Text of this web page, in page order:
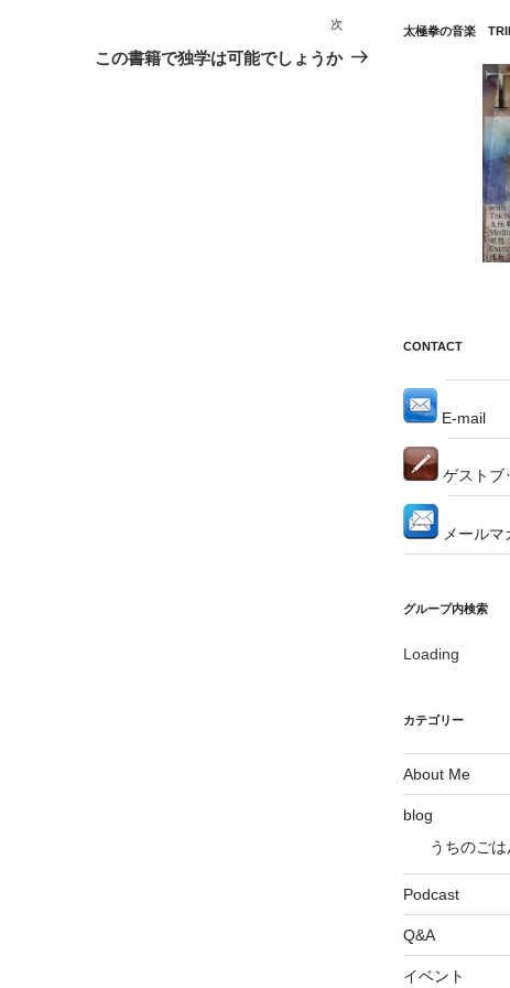
次
の
次
この書籍で独学は可能でしょうか
太極拳の音楽
CONTACT
E-mail
ゲストブ
メールマ
グループ内検索
Loading
カテゴリー
About Me
blog
うちのごは
Podcast
Q&A
イベント